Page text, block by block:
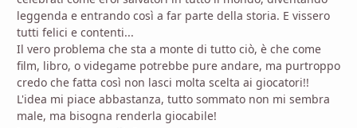
leggenda e entrando così a far parte della storia. E vissero
tutti felici e contenti...
Il vero problema che sta a monte di tutto ciò, è che come
film, libro, o videgame potrebbe pure andare, ma purtroppo
credo che fatta così non lasci molta scelta ai giocatori!!
L'idea mi piace abbastanza, tutto sommato non mi sembra
male, ma bisogna renderla giocabile!